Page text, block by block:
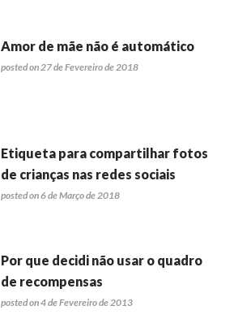
Amor de mãe não é automático
posted on 27 de Fevereiro de 2018
Etiqueta para compartilhar fotos
de crianças nas redes sociais
posted on 6 de Março de 2018
Por que decidi não usar o quadro
de recompensas
posted on 4 de Fevereiro de 2013